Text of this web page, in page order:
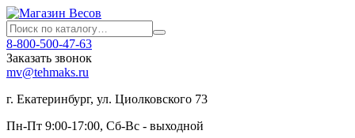
8-800-500-47-63
Заказать звонок
mv@tehmaks.ru
г. Екатеринбург, ул. Циолковского 73
Пн-Пт 9:00-17:00, Сб-Вс - выходной